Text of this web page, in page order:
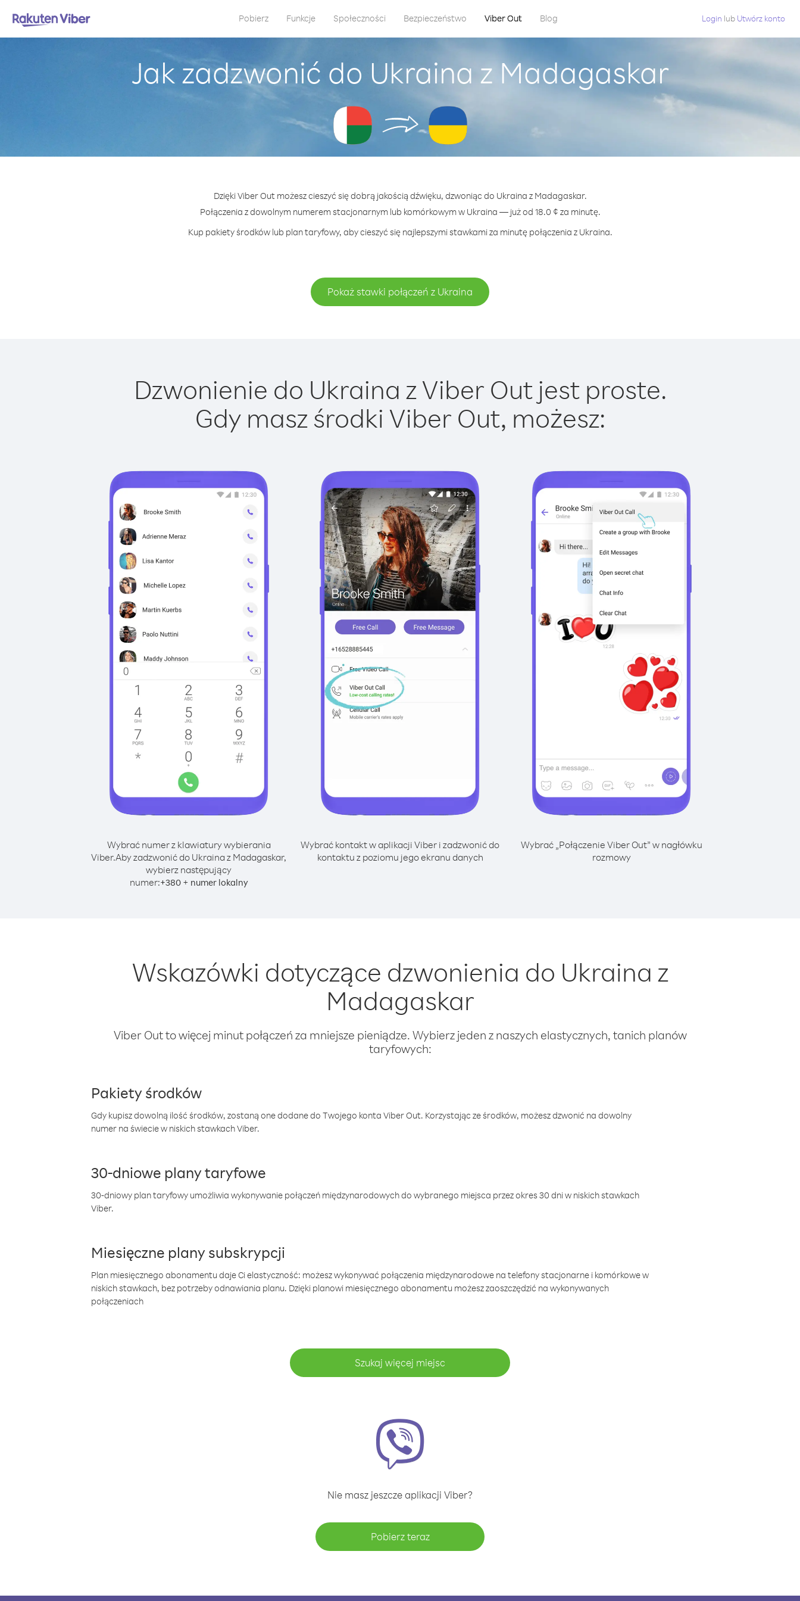
Pobierz Funkcje Społeczności Bezpieczeństwo Viber Out Blog Login lub Utwórz konto
Jak zadzwonić do Ukraina z Madagaskar
Dzięki Viber Out możesz cieszyć się dobrą jakością dźwięku, dzwoniąc do Ukraina z Madagaskar.
Połączenia z dowolnym numerem stacjonarnym lub komórkowym w Ukraina — już od 18.0 ¢ za minutę.
Kup pakiety środków lub plan taryfowy, aby cieszyć się najlepszymi stawkami za minutę połączenia z Ukraina.
Pokaż stawki połączeń z Ukraina
Dzwonienie do Ukraina z Viber Out jest proste.
Gdy masz środki Viber Out, możesz:
Wybrać numer z klawiatury wybierania
Viber.Aby zadzwonić do Ukraina z Madagaskar,
wybierz następujący
numer:+380+ numer lokalny
Wybrać kontakt w aplikacji Viber i zadzwonić do
kontaktu z poziomu jego ekranu danych
Wybrać „Połączenie Viber Out” w nagłówku
rozmowy
Wskazówki dotyczące dzwonienia do Ukraina z
Madagaskar
Viber Out to więcej minut połączeń za mniejsze pieniądze. Wybierz jeden z naszych elastycznych, tanich planów
taryfowych:
Pakiety środków
Gdy kupisz dowolną ilość środków, zostaną one dodane do Twojego konta Viber Out. Korzystając ze środków, możesz dzwonić na dowolny
numer na świecie w niskich stawkach Viber.
30-dniowe plany taryfowe
30-dniowy plan taryfowy umożliwia wykonywanie połączeń międzynarodowych do wybranego miejsca przez okres 30 dni w niskich stawkach
Viber.
Miesięczne plany subskrypcji
Plan miesięcznego abonamentu daje Ci elastyczność: możesz wykonywać połączenia międzynarodowe na telefony stacjonarne i komórkowe w
niskich stawkach, bez potrzeby odnawiania planu. Dzięki planowi miesięcznego abonamentu możesz zaoszczędzić na wykonywanych
połączeniach
Szukaj więcej miejsc
Nie masz jeszcze aplikacji Viber?
Pobierz teraz